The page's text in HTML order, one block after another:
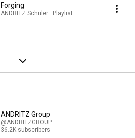
Forging
ANDRITZ Schuler · Playlist
ANDRITZ Group
@ANDRITZGROUP
36.2K subscribers